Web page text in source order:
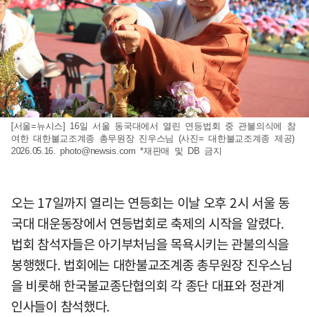
[서울=뉴시스] 16일 서울 동국대에서 열린 연등법회 중 관불의식에 참
여한 대한불교조계종 총무원장 진우스님 (사진= 대한불교조계종 제공)
2026.05.16.photo@newsis.com *재판매 및 DB 금지
오는 17일까지 열리는 연등회는 이날 오후 2시 서울 동
국대 대운동장에서 연등법회로 축제의 시작을 알렸다.
법회 참석자들은 아기부처님을 목욕시키는 관불의식을
봉행했다. 법회에는 대한불교조계종 총무원장 진우스님
을 비롯해 한국불교종단협의회 각 종단 대표와 정관계
인사들이 참석했다.